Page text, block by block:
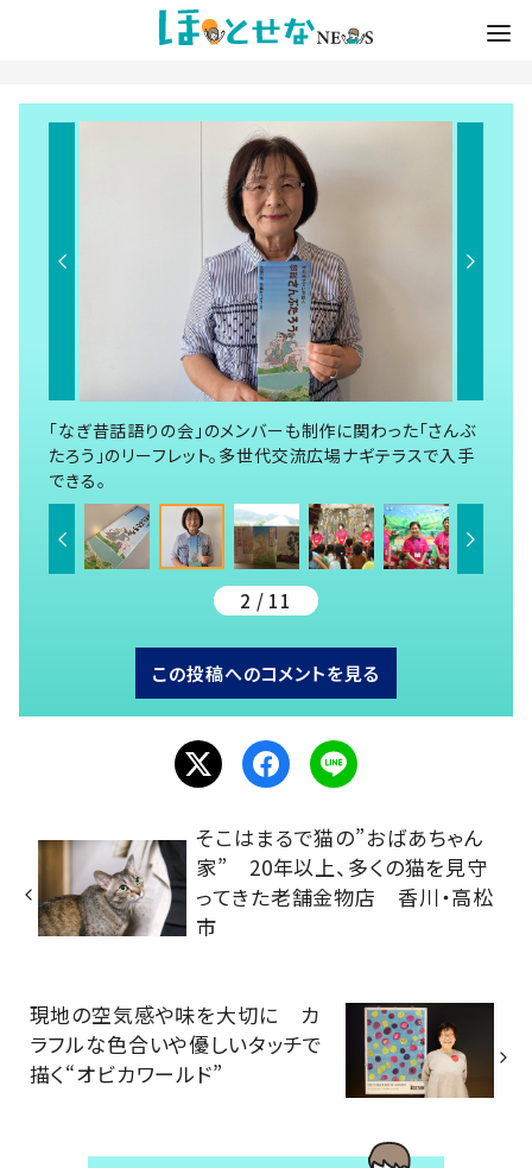
「なぎ昔話語りの会」のメンバーも制作に関わった「さんぶ
たろう」のリーフレット。多世代交流広場ナギテラスで入手
できる。
2 / 11
この投稿へのコメントを見る
そこはまるで猫の”おばあちゃん
家” 20年以上、多くの猫を見守
ってきた老舗金物店 香川・高松
市
現地の空気感や味を大切に カ
ラフルな色合いや優しいタッチで
描く“オビカワールド”